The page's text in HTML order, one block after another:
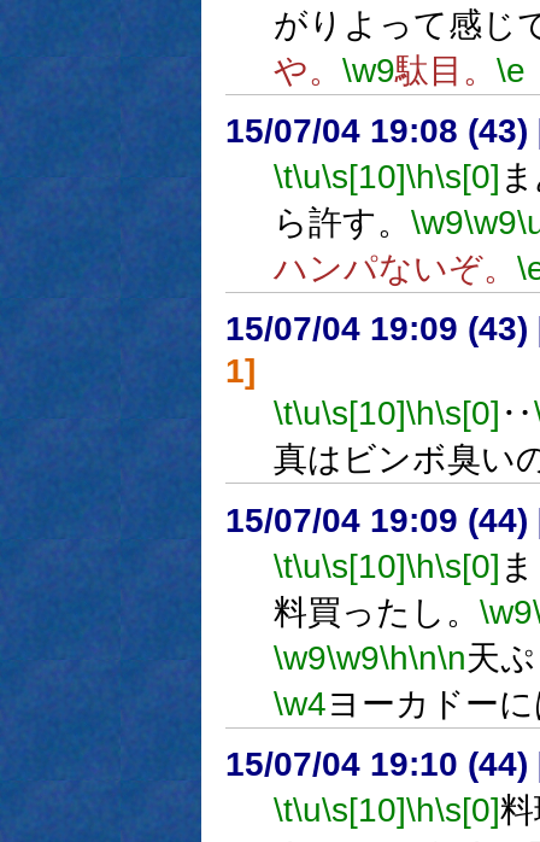
がりよって感じ
や。 \w9駄目。 \e
15/07/04 19:08 (43)
\t\u\s[10]\h\s[0]
ら許す。 \w9\w9
ハンパないぞ。
15/07/04 19:09 (43)
1]
\t\u\s[10]\h\s[0] ‥
真はビンボ臭い
15/07/04 19:09 (44)
\t\u\s[10]\h\s[0]
料買ったし。 \w9
\w9\w9\h\n\n天
\w4ヨーカドー
15/07/04 19:10 (44)
\t\u\s[10]\h\s[0]